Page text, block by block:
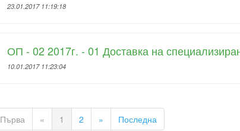
23.01.2017 11:19:18
ОП - 02 2017г. - 01 Доставка на
10.01.2017 11:23:04
Първа « 1 2 » Последна